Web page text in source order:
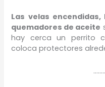
Las velas
quemadores de aceite
hay cerca un perrito
coloca protectores